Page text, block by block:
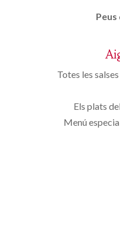
Totes les
Els plats
Menú